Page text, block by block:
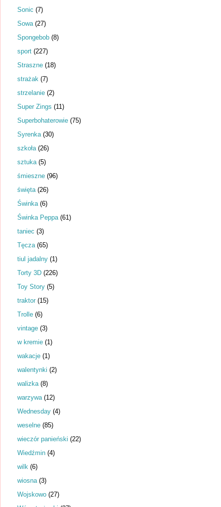
Sonic (7)
Sowa (27)
Spongebob (8)
sport (227)
Straszne (18)
strażak (7)
strzelanie (2)
Super Zings (11)
Superbohaterowie (75)
Syrenka (30)
szkoła (26)
sztuka (5)
śmieszne (96)
święta (26)
Świnka (6)
Świnka Peppa (61)
taniec (3)
Tęcza (65)
tiul jadalny (1)
Torty 3D (226)
Toy Story (5)
traktor (15)
Trolle (6)
vintage (3)
w kremie (1)
wakacje (1)
walentynki (2)
walizka (8)
warzywa (12)
Wednesday (4)
weselne (85)
wieczór panieński (22)
Wiedźmin (4)
wilk (6)
wiosna (3)
Wojskowo (27)